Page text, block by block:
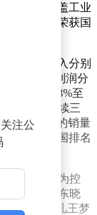
构建起覆盖工业
布局，并荣获国
物营业收入分别
母公司净利润分
动于10.33%至
品销量连续三
九类产品的销量
年的全国排名
股份，为控
及控制东晓
权。其女儿王梦
注公